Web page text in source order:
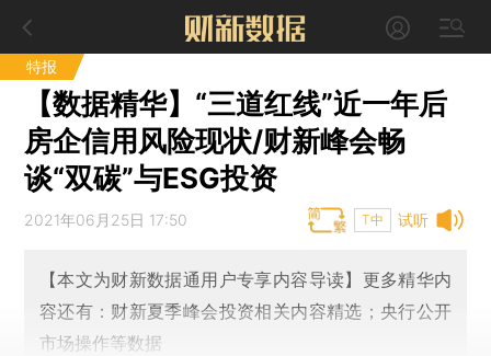
特报
【数据精华】“三道红线”近一年后
房企信用风险现状/财新峰会畅
谈“双碳”与ESG投资
试听
2021年06月25日 17:50 T中
【本文为财新数据通用户专享内容导读】更多精华内
容还有：财新夏季峰会投资相关内容精选；央行公开
市场操作等数据